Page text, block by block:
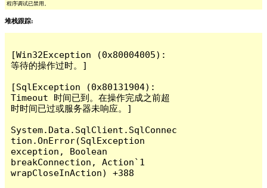
程序调试已禁用。
堆栈跟踪:
[Win32Exception (0x80004005):
等待的操作过时。]
[SqlException (0x80131904):
Timeout 时间已到。在操作完成之前超
时时间已过或服务器未响应。]
System.Data.SqlClient.SqlConnec
tion.OnError(SqlException
exception, Boolean
breakConnection, Action`1
wrapCloseInAction) +388